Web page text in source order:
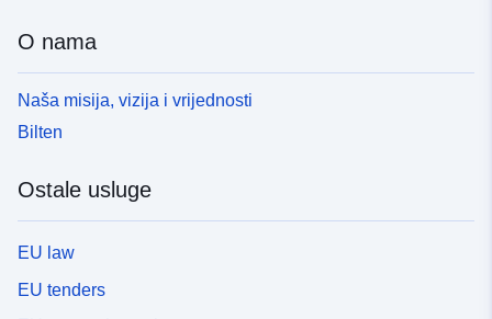
O nama
Naša misija, vizija i vrijednosti
Bilten
Ostale usluge
EU law
EU tenders